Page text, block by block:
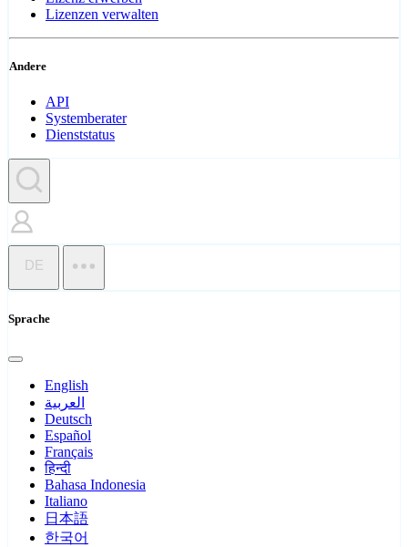
Lizenzen verwalten
Andere
API
Systemberater
Dienststatus
DE
Sprache
English
العربية
Deutsch
Español
Français
हिन्दी
Bahasa Indonesia
Italiano
日本語
한국어